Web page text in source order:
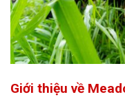
Giới thiệu về